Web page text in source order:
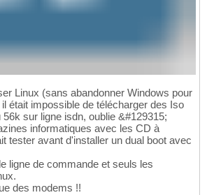
Linux (sans abandonner Windows pour
était impossible de télécharger des Iso
sur ligne isdn, oublie &#129315;
informatiques avec les CD à
tester avant d'installer un dual boot avec
ligne de commande et seuls les
des modems !!